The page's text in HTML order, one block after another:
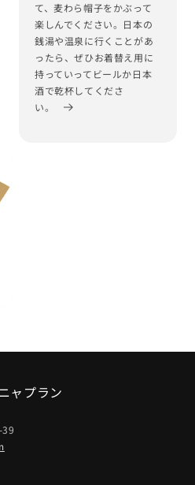
て、麦わら帽子をかぶって
楽しんでください。日本の
銭湯や温泉に行くことがあ
ったら、ぜひお着替え用に
持っていってビールか日本
酒で乾杯してくださ
い。
ャプラン
39